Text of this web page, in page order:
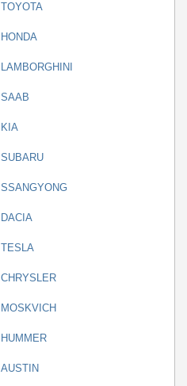
TOYOTA
HONDA
LAMBORGHINI
SAAB
KIA
SUBARU
SSANGYONG
DACIA
TESLA
CHRYSLER
MOSKVICH
HUMMER
AUSTIN